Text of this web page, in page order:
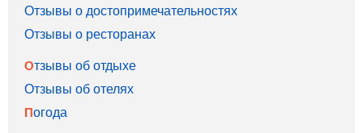
Отзывы о достопримечательностях
Отзывы о ресторанах
Отзывы об отдыхе
Отзывы об отелях
Погода